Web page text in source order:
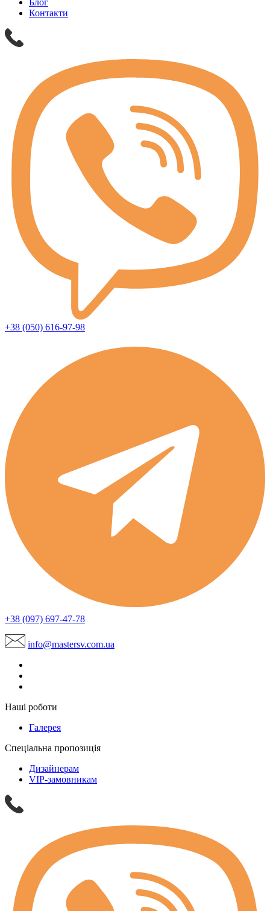
Блог
Контакти
+38 (050) 616-97-98
+38 (097) 697-47-78
info@mastersv.com.ua
Наші роботи
Галерея
Спеціальна пропозиція
Дизайнерам
VIP-замовникам